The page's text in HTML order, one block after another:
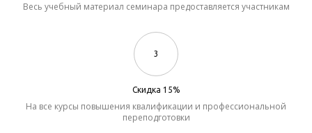
Весь учебный материал семинара предоставляется участникам
3
Скидка 15%
На все курсы повышения квалификации и профессиональной
переподготовки